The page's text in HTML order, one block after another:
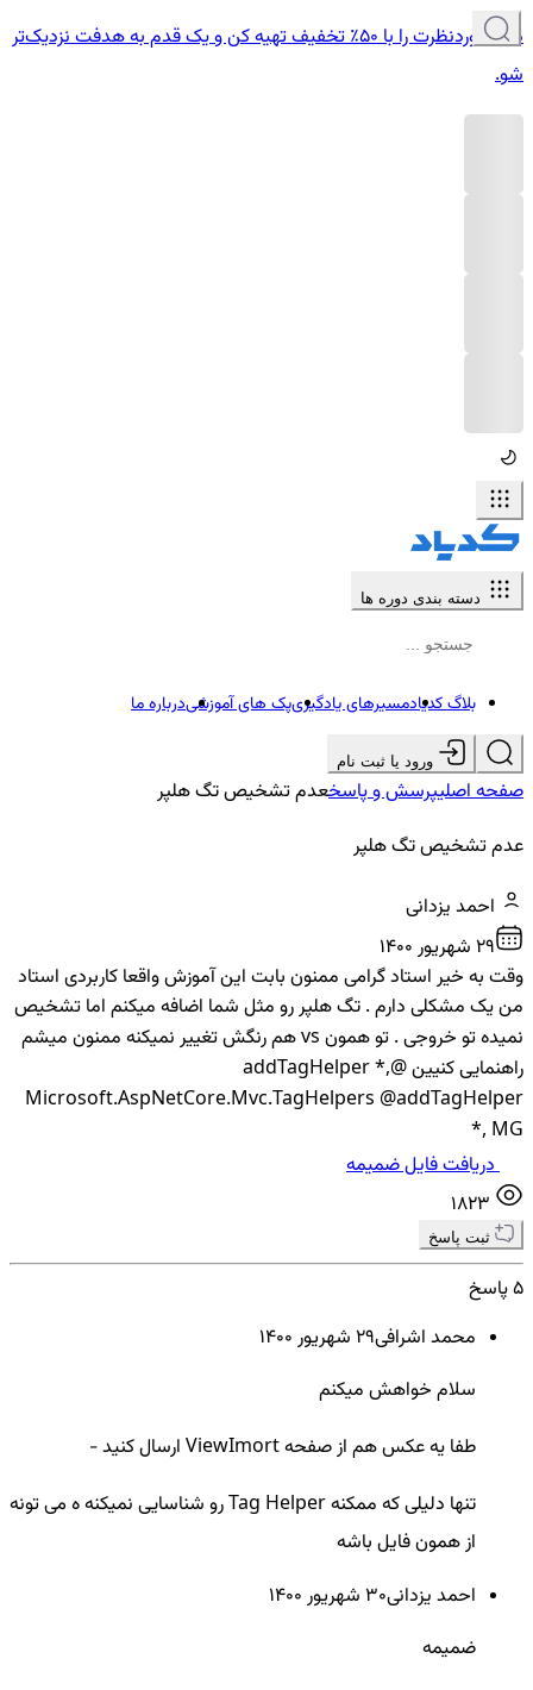
دوره موردنظرت را با ۵۰٪ تخفیف تهیه کن و یک قدم به هدفت نزدیک‌تر
شو.
دسته بندی دوره ها
بلاگ کدیادمسیرهای یادگیریپک های آموزشیدرباره ما
ورود یا ثبت نام
صفحه اصلیپرسش و پاسخعدم تشخیص تگ هلپر
عدم تشخیص تگ هلپر
احمد یزدانی
29 شهريور ۱۴۰۰
وقت به خیر استاد گرامی ممنون بابت این آموزش واقعا کاربردی استاد
من یک مشکلی دارم . تگ هلپر رو مثل شما اضافه میکنم اما تشخیص
نمیده تو خروجی . تو همون vs هم رنگش تغییر نمیکنه ممنون میشم
راهنمایی کنیین @addTagHelper *,
Microsoft.AspNetCore.Mvc.TagHelpers @addTagHelper
*, MG
دریافت فایل ضمیمه
ثبت پاسخ
5 پاسخ
محمد اشرافی29 شهريور ۱۴۰۰
سلام خواهش میکنم
طفا یه عکس هم از صفحه ViewImort ارسال کنید -
تنها دلیلی که ممکنه Tag Helper رو شناسایی نمیکنه ه می تونه
از همون فایل باشه
احمد یزدانی30 شهريور ۱۴۰۰
ضمیمه